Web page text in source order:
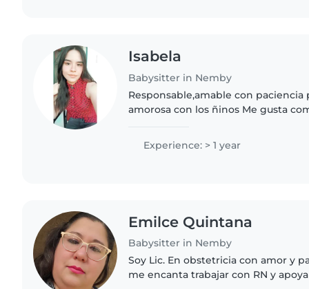
Isabela
Babysitter in Nemby
Responsable,amable con paciencia
amorosa con los ñinos Me gusta
Experience: > 1 year
Emilce Quintana
Babysitter in Nemby
Soy Lic. En obstetricia con amor y
me encanta trabajar con RN y